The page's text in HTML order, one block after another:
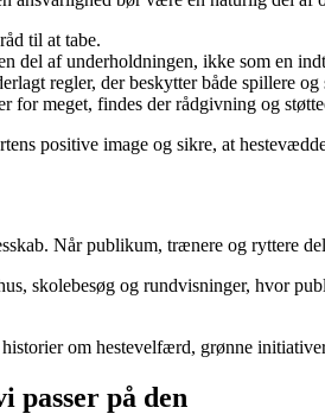
til at tabe.
del af underholdningen, ikke som en
regler, der beskytter både spillere og
for meget, findes der rådgivning og
positive image og sikre, at
Når publikum, trænere og ryttere
skolebesøg og rundvisninger, hvor
om hestevelfærd, grønne
passer på den